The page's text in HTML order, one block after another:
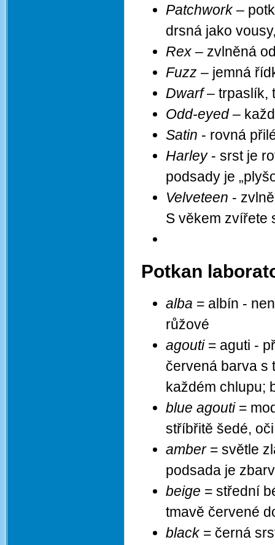
Patchwork–
drsná jako
Rex – zvlněná
Fuzz – jemná
Dwarf– trpaslík,
Odd-eyed–
Satin - rovná
Harley- srst je
podsady je
Velveteen -
S věkem zvířete
Potkan
alba = albín -
růžové
agouti= aguti -
červená barva s
každém chlupu;
blue agouti=
stříbřitě šedé,
amber= světle
podsada je
beige = střední
tmavě červené
black= černá